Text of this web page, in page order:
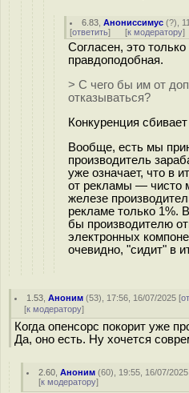
6.83 ,Анониссимус (?),
[ответить] [к модератору]
Согласен, это
правдоподобная.
> С чего бы им от
отказываться?
Конкуренция
Вообще, есть мы
производитель
уже означает, что в
от рекламы — чисто
железе
рекламе только 1%.
бы производителю
электронных
очевидно, "сидит" в
1.53 ,Аноним (53), 17:56, 16/07/2025 [
[к модератору]
Когда опенсорс покорит уже
Да, оно есть. Ну хочется
2.60 ,Аноним (60), 19:55, 16/07/
[к модератору]